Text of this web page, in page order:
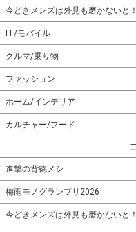
今どきメンズは外見も磨かないと！
IT/モバイル
クルマ/乗り物
ファッション
ホーム/インテリア
カルチャー/フード
進撃の背徳メシ
梅雨モノグランプリ2026
今どきメンズは外見も磨かないと！